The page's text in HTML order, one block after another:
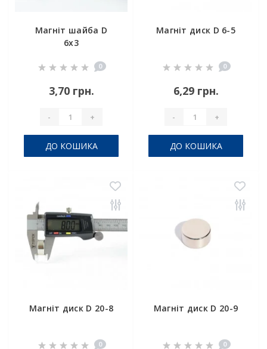
Магніт шайба D
6x3
0
3,70 грн.
- +
ДО КОШИКА
Магніт диск D 6-5
0
6,29 грн.
- +
ДО КОШИКА
Магніт диск D 20-8
0
Магніт диск D 20-9
0